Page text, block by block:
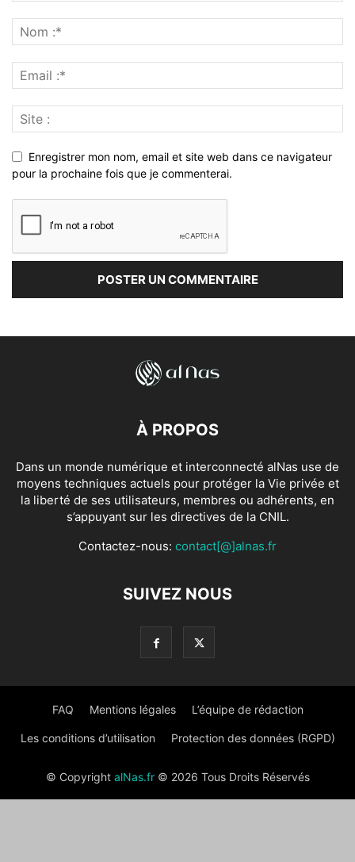
Enregistrer mon nom, email et site web dans ce navigateur
pour la prochaine fois que je commenterai.
À PROPOS
Dans un monde numérique et interconnecté alNas use de
moyens techniques actuels pour protéger la Vie privée et
la liberté de ses utilisateurs, membres ou adhérents, en
s’appuyant sur les directives de la CNIL.
Contactez-nous: contact[@]alnas.fr
SUIVEZ NOUS
FAQ Mentions légales L’équipe de rédaction
Les conditions d’utilisation Protection des données (RGPD)
© Copyright alNas.fr© 2026 Tous Droits Réservés